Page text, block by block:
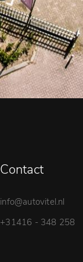
Contact
info@autovitel.nl
+31416 - 348 258